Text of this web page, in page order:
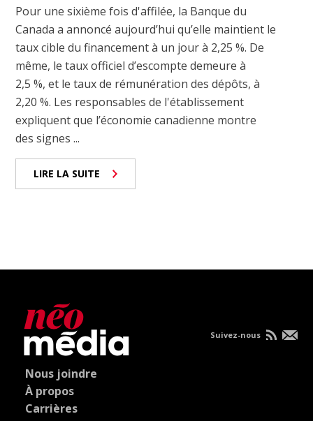
Pour une sixième fois d'affilée, la Banque du
Canada a annoncé aujourd’hui qu’elle maintient le
taux cible du financement à un jour à 2,25 %. De
même, le taux officiel d’escompte demeure à
2,5 %, et le taux de rémunération des dépôts, à
2,20 %. Les responsables de l'établissement
expliquent que l’économie canadienne montre
des signes ...
LIRE LA SUITE
Nous joindre
À propos
Carrières
Suivez-nous